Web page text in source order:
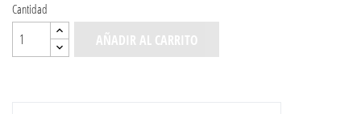
Cantidad
AÑADIR AL CARRITO